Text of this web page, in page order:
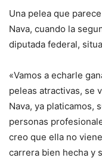
Una pelea que
Nava, cuando la
diputada federal,
«Vamos a echarle
peleas atractivas, se
Nava, ya platicamos,
personas
creo que ella no
carrera bien hecha y